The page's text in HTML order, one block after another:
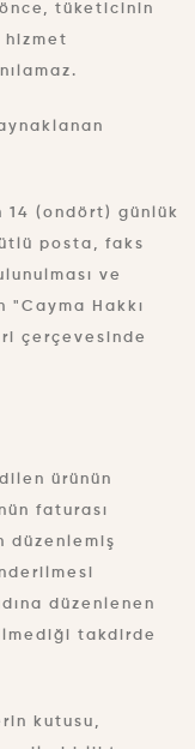
tüketicinin
hizmet
14 (ondört) günlük
posta, faks
ve
"Cayma Hakkı
çerçevesinde
ürünün
faturası
düzenlemiş
düzenlenen
takdirde
kutusu,